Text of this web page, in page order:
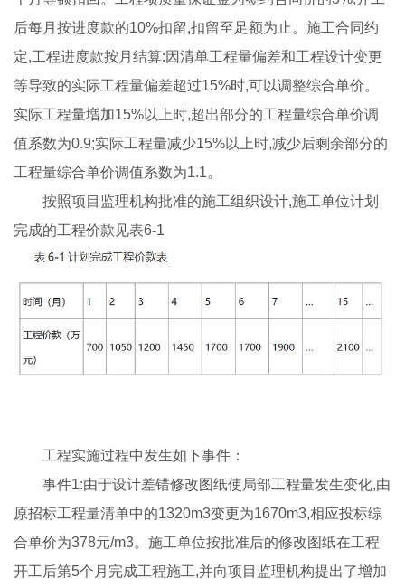
后每月按进度款的10%扣留,扣留至足额为止。施工合同约
定,工程进度款按月结算:因清单工程量偏差和工程设计变更
等导致的实际工程量偏差超过15%时,可以调整综合单价。
实际工程量増加15%以上时,超出部分的工程量综合单价调
值系数为0.9;实际工程量减少15%以上时,减少后剩余部分的
工程量综合单价调值系数为1.1。
按照项目监理机构批准的施工组织设计,施工单位计划
完成的工程价款见表6-1
工程实施过程中发生如下事件：
事件1:由于设计差错修改图纸使局部工程量发生变化,由
原招标工程量清单中的1320m3变更为1670m3,相应投标综
合单价为378元/m3。施工单位按批准后的修改图纸在工程
开工后第5个月完成工程施工,并向项目监理机构提出了增加